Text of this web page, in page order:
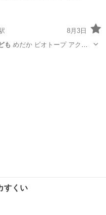
8月3日
も めだか ビオトープ アクア
すくい